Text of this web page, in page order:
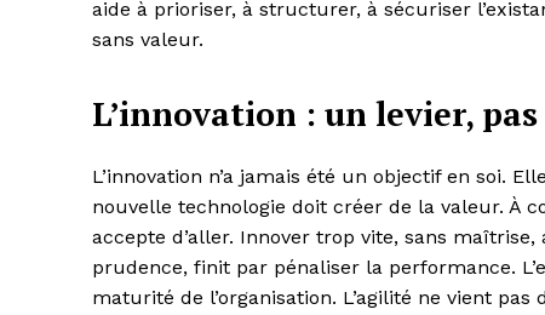
aide à prioriser, à structurer, à sécuriser
sans valeur.
L’innovation : un levier,
L’innovation n’a jamais été un objectif en soi.
nouvelle technologie doit créer de la valeur. À
accepte d’aller. Innover trop vite, sans
prudence, finit par pénaliser la performance.
maturité de l’organisation. L’agilité ne vient